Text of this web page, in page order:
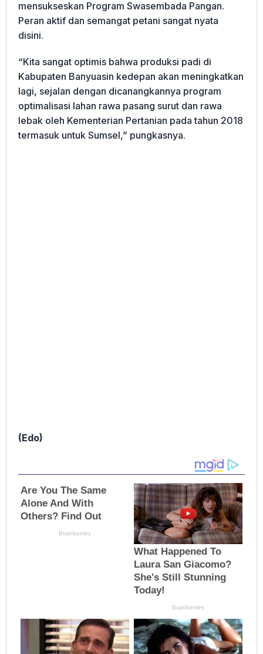
mensukseskan Program Swasembada Pangan.
Peran aktif dan semangat petani sangat nyata
disini.
“Kita sangat optimis bahwa produksi padi di
Kabupaten Banyuasin kedepan akan meningkatkan
lagi, sejalan dengan dicanangkannya program
optimalisasi lahan rawa pasang surut dan rawa
lebak oleh Kementerian Pertanian pada tahun 2018
termasuk untuk Sumsel,” pungkasnya.
(Edo)